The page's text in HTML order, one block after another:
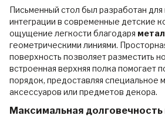
Письменный стол был разработан для
интеграции в современные детские
ощущение легкости благодаря
геометрическими линиями.
поверхность позволяет разместить
встроенная верхняя полка помогает
порядок, предоставляя специальное
аксессуаров или предметов декора.
Максимальная